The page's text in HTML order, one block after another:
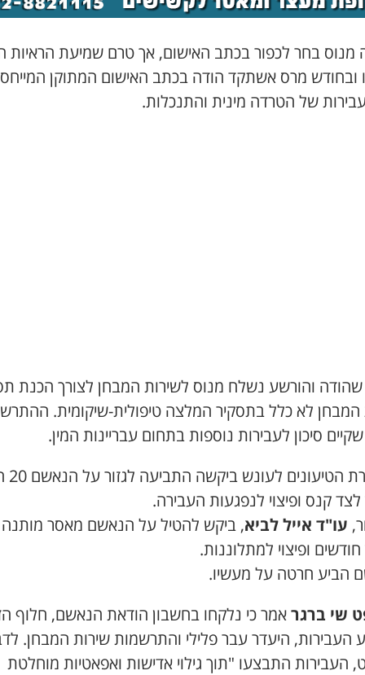
מנוס בחר לכפור בכתב האישום, אך טרם שמיעת הראיות
ובחודש מרס אשתקד הודה בכתב האישום המתוקן המייחס
של הטרדה מינית והתנכלות.
והורשע נשלח מנוס לשירות המבחן לצורך הכנת
המבחן לא כלל בתסקיר המלצה טיפולית-שיקומית.
סיכון לעבירות נוספות בתחום עבריינות המין.
קנס ופיצוי לנפגעות העבירה.
עו"ד אייל לביא, ביקש להטיל על הנאשם מאסר
ופיצוי למתלוננות.
הביע חרטה על מעשיו.
שי ברגראמר כי נלקחו בחשבון הודאת הנאשם, חלוף
העבירות, היעדר עבר פלילי והתרשמות שירות המבחן.
העבירות התבצעו "תוך גילוי אדישות ואפאטיות מוחלטת